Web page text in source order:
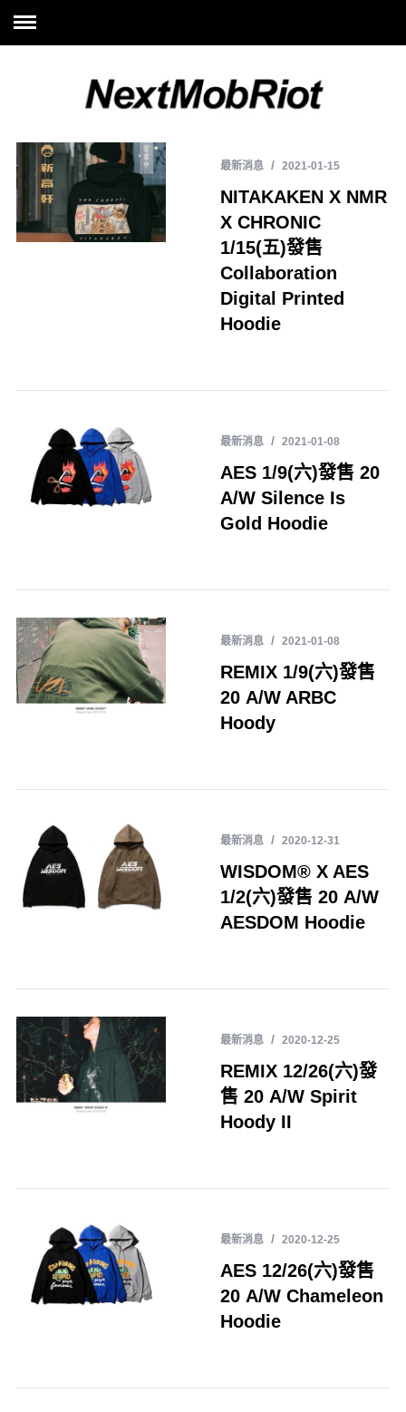
最新消息 2021-01-15
NITAKAKEN X NMR
X CHRONIC
1/15(五)發售
Collaboration
Digital Printed
Hoodie
最新消息 2021-01-08
AES 1/9(六)發售 20
A/W Silence Is
Gold Hoodie
最新消息 2021-01-08
REMIX 1/9(六)發售
20 A/W ARBC
Hoody
最新消息 2020-12-31
WISDOM® X AES
1/2(六)發售 20 A/W
AESDOM Hoodie
最新消息 2020-12-25
REMIX 12/26(六)發
售 20 A/W Spirit
Hoody II
最新消息 2020-12-25
AES 12/26(六)發售
20 A/W Chameleon
Hoodie